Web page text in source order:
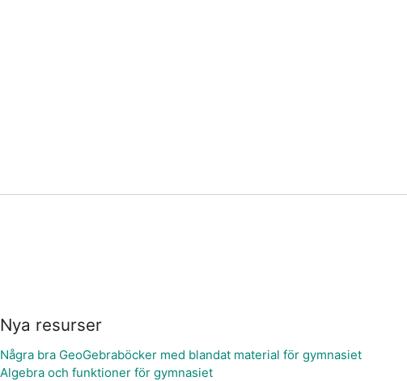
Nya resurser
Några bra GeoGebraböcker med blandat material för gymnasiet
Algebra och funktioner för gymnasiet